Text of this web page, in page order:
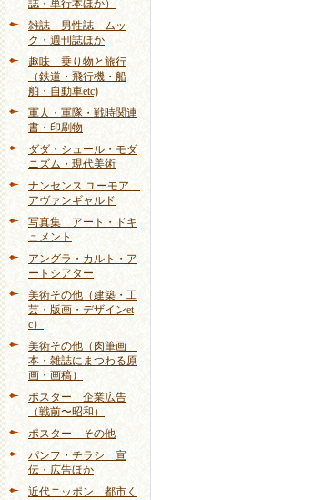
誌・単行本ほか）
雑誌 男性誌 ムッ
ク・週刊誌ほか
趣味 乗り物と旅行
（鉄道・飛行機・船
舶・自動車etc)
軍人・軍隊・戦時関連
書・印刷物
ダダ・シュール・モダ
ニズム・現代美術
ナンセンス ユーモア
アヴァンギャルド
写真集 アート・ドキ
ュメント
アングラ・カルト・ア
ートシアター
美術その他（建築・工
芸・版画・デザインet
c）
美術その他（肉筆画
本・雑誌にまつわる原
画・画稿）
ポスター 企業広告
（戦前〜昭和）
ポスター その他
パンフ・チラシ 宣
伝・広告ほか
近代ニッポン 都市く